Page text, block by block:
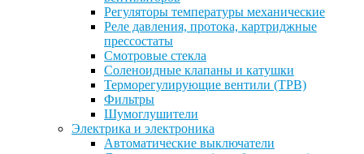
Регуляторы температуры механические
Реле давления, протока, картриджные
прессостаты
Смотровые стекла
Соленоидные клапаны и катушки
Терморегулирующие вентили (ТРВ)
Фильтры
Шумоглушители
Электрика и электроника
Автоматические выключатели